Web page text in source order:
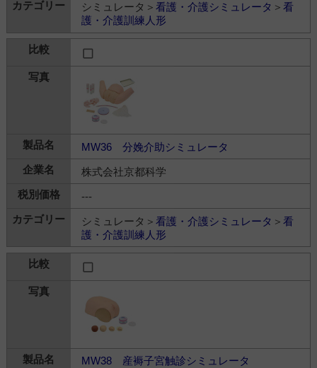
シミュレータ＞ 看護・介護シミュレータ ＞ 看
護・介護訓練人形
MW36 分娩介助シミュレータ
株式会社京都科学
---
シミュレータ＞ 看護・介護シミュレータ ＞ 看
護・介護訓練人形
MW38 産褥子宮触診シミュレータ